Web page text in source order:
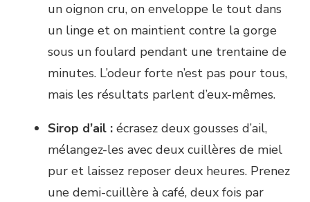
un oignon cru, on enveloppe le tout dans
un linge et on maintient contre la gorge
sous un foulard pendant une trentaine de
minutes. L’odeur forte n’est pas pour tous,
mais les résultats parlent d’eux-mêmes.
Sirop d’ail : écrasez deux gousses d’ail,
mélangez-les avec deux cuillères de miel
pur et laissez reposer deux heures. Prenez
une demi-cuillère à café, deux fois par